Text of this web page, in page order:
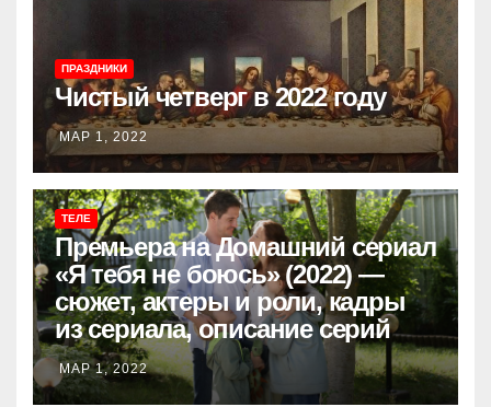
ПРАЗДНИКИ
Чистый четверг в 2022 году
МАР 1, 2022
ТЕЛЕ
Премьера на Домашний сериал
«Я тебя не боюсь» (2022) —
сюжет, актеры и роли, кадры
из сериала, описание серий
МАР 1, 2022